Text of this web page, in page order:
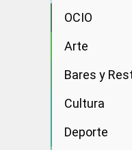
OCIO
Arte
Bares y
Cultura
Deporte